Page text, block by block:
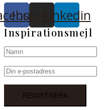
InstagramLinkedin
Inspirationsmejl